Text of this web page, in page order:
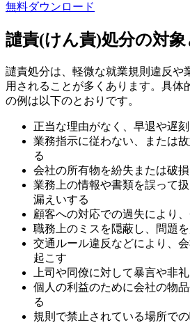
無料ダウンロード
譴責(けん責)処分の対
譴責処分は、軽微な就業規則違反や
用されることが多くあります。具体
の例は以下のとおりです。
正当な理由がなく、早退や遅
業務指示に従わない、または
る
会社の所有物を紛失または破
業務上の情報や書類を誤って
漏えいする
顧客への対応での過失により
職務上のミスを隠蔽し、問題
交通ルール違反などにより、
起こす
上司や同僚に対して暴言や非
個人の利益のために会社の物
る
規則で禁止されている場所で